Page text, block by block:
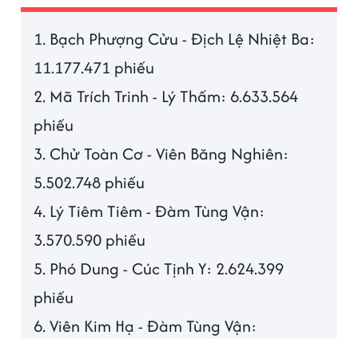
1. Bạch Phượng Cửu - Địch Lệ Nhiệt Ba:
11.177.471 phiếu
2. Mã Trích Trinh - Lý Thấm: 6.633.564
phiếu
3. Chử Toàn Cơ - Viên Băng Nghiên:
5.502.748 phiếu
4. Lý Tiêm Tiêm - Đàm Tùng Vận:
3.570.590 phiếu
5. Phó Dung - Cúc Tịnh Y: 2.624.399
phiếu
6. Viên Kim Hạ - Đàm Tùng Vận: